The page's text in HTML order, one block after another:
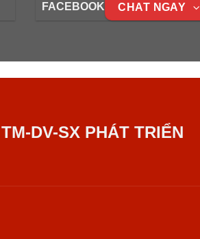
FACEBOOK CHAT NGAY
DV-SX PHÁT TRIỂN